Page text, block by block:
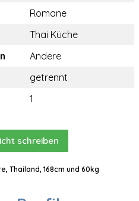
Romane
Thai Küche
Andere
getrennt
1
schreiben
Thailand, 168cm und 60kg